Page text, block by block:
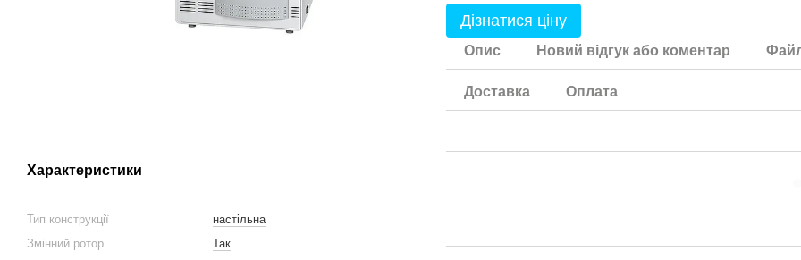
Характеристики
Тип конструкції
настільна
Змінний ротор
Так
Дізнатися ціну
Опис Новий відгук або коментар
Доставка Оплата